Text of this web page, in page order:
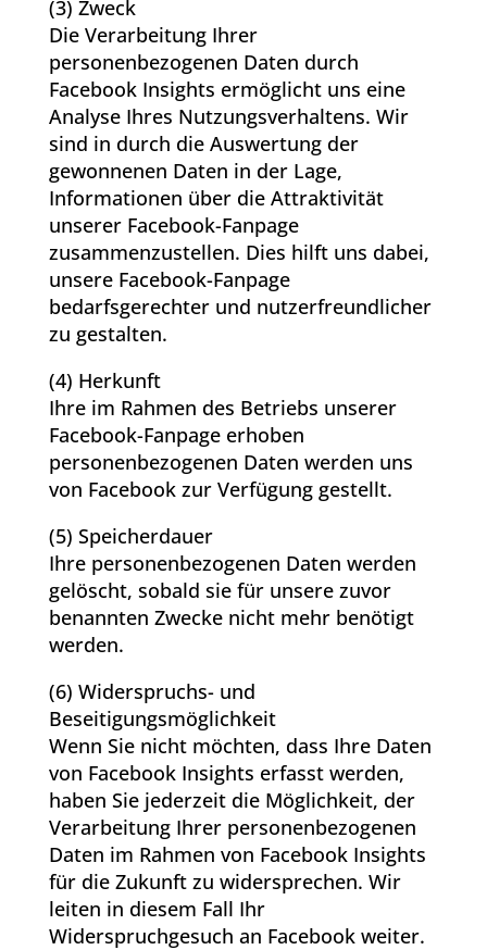
(3) Zweck
Die Verarbeitung Ihrer
personenbezogenen Daten durch
Facebook Insights ermöglicht uns eine
Analyse Ihres Nutzungsverhaltens. Wir
sind in durch die Auswertung der
gewonnenen Daten in der Lage,
Informationen über die Attraktivität
unserer Facebook-Fanpage
zusammenzustellen. Dies hilft uns dabei,
unsere Facebook-Fanpage
bedarfsgerechter und nutzerfreundlicher
zu gestalten.
(4) Herkunft
Ihre im Rahmen des Betriebs unserer
Facebook-Fanpage erhoben
personenbezogenen Daten werden uns
von Facebook zur Verfügung gestellt.
(5) Speicherdauer
Ihre personenbezogenen Daten werden
gelöscht, sobald sie für unsere zuvor
benannten Zwecke nicht mehr benötigt
werden.
(6) Widerspruchs- und
Beseitigungsmöglichkeit
Wenn Sie nicht möchten, dass Ihre Daten
von Facebook Insights erfasst werden,
haben Sie jederzeit die Möglichkeit, der
Verarbeitung Ihrer personenbezogenen
Daten im Rahmen von Facebook Insights
für die Zukunft zu widersprechen. Wir
leiten in diesem Fall Ihr
Widerspruchgesuch an Facebook weiter.